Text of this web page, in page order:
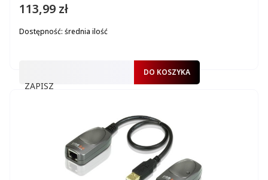
Cena
113,99 zł
Dostępność: średnia ilość
ZAPISZ
DO KOSZYKA